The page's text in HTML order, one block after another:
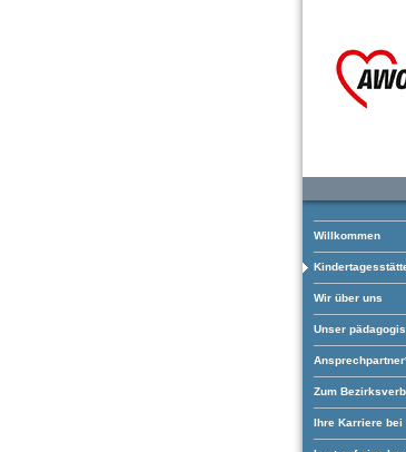
Willkommen
Wir über uns
Unser
Zum
Ihre Karriere bei